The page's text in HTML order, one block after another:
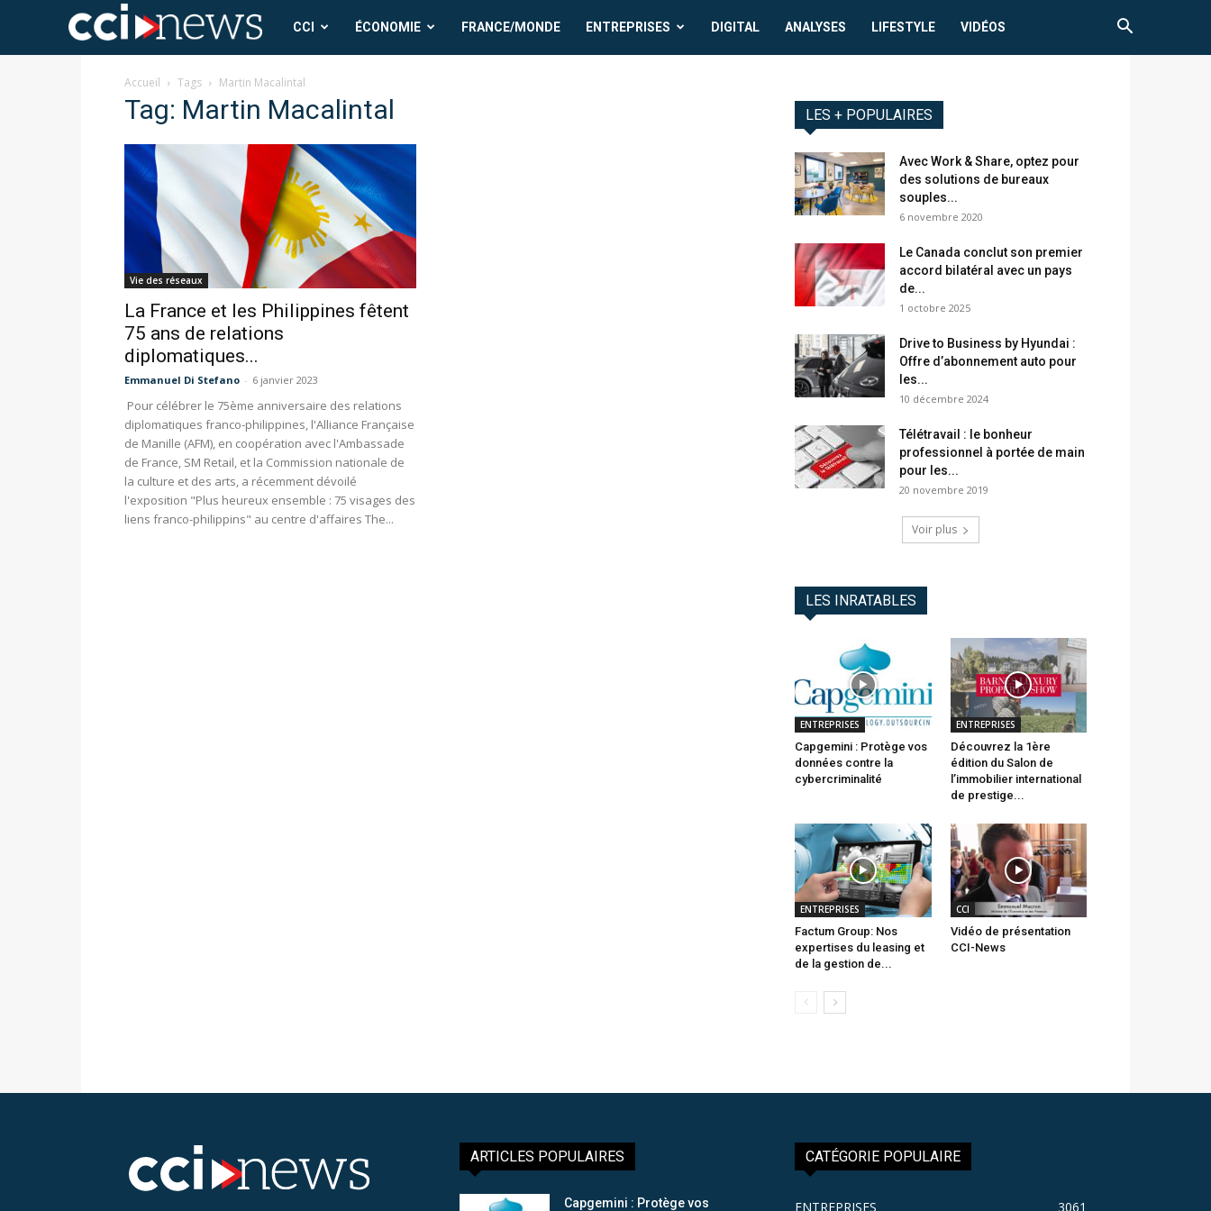
CCI
News
CCI ÉCONOMIE FRANCE/MONDE ENTREPRISES DIGITAL ANALYSES LIFESTYLE VIDÉOS
Accueil Tags Martin Macalintal
Tag: Martin Macalintal
Vie des réseaux
La France et les Philippines fêtent
75 ans de relations
diplomatiques...
Emmanuel Di Stefano - 6 janvier 2023
Pour célébrer le 75ème anniversaire des relations
diplomatiques franco-philippines, l'Alliance Française
de Manille (AFM), en coopération avec l'Ambassade
de France, SM Retail, et la Commission nationale de
la culture et des arts, a récemment dévoilé
l'exposition "Plus heureux ensemble : 75 visages des
liens franco-philippins" au centre d'affaires The...
LES + POPULAIRES
Avec Work & Share, optez pour
des solutions de bureaux
souples...
6 novembre 2020
Le Canada conclut son premier
accord bilatéral avec un pays
de...
1 octobre 2025
Drive to Business by Hyundai :
Offre d’abonnement auto pour
les...
10 décembre 2024
Télétravail : le bonheur
professionnel à portée de main
pour les...
20 novembre 2019
Voir plus
LES INRATABLES
ENTREPRISES
Capgemini : Protège vos
données contre la
cybercriminalité
ENTREPRISES
Découvrez la 1ère
édition du Salon de
l’immobilier international
de prestige...
ENTREPRISES
Factum Group: Nos
expertises du leasing et
de la gestion de...
CCI
Vidéo de présentation
CCI-News
ARTICLES POPULAIRES
Capgemini : Protège vos
CATÉGORIE POPULAIRE
ENTREPRISES 3061